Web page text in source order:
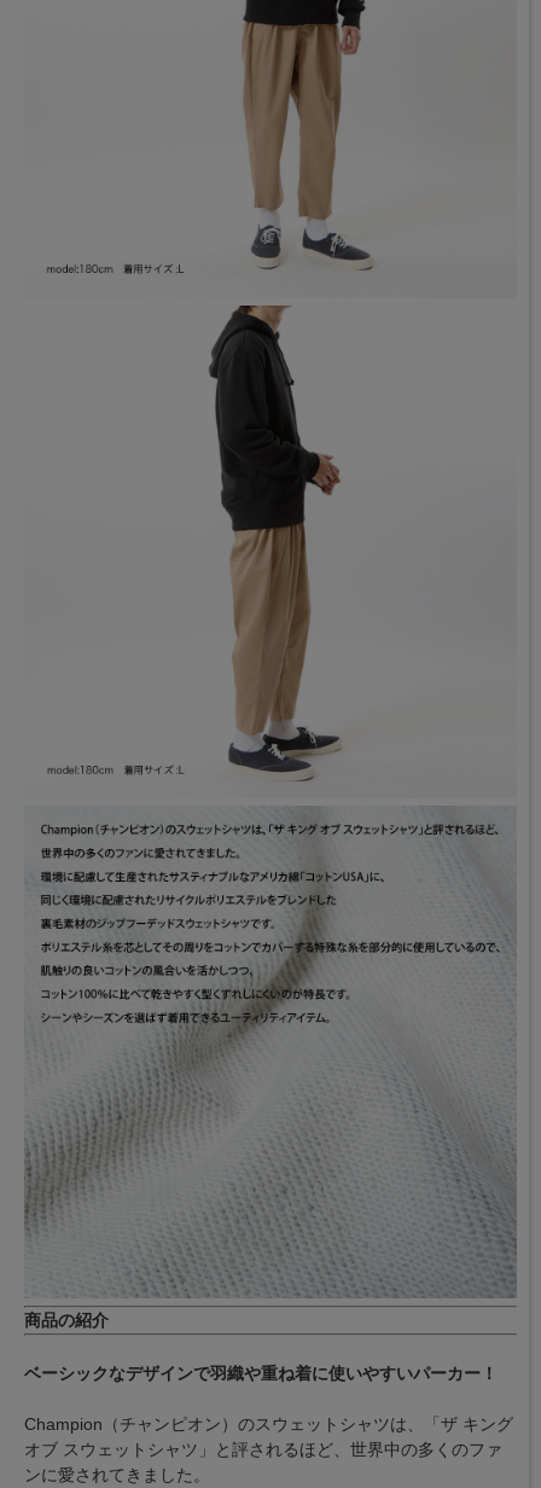
商品の紹介
ベーシックなデザインで羽織や重ね着に使いやすいパーカー！
Champion（チャンピオン）のスウェットシャツは、「ザ キング
オブ スウェットシャツ」と評されるほど、世界中の多くのファ
ンに愛されてきました。